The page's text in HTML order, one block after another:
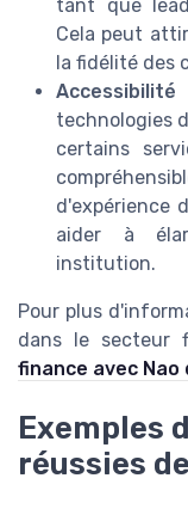
tant que
Cela peut
la fidélité des
technologies
certains
d'expérience
aider à
institution.
Pour plus
dans le secteur
finance avec Nao
Exemples
réussies